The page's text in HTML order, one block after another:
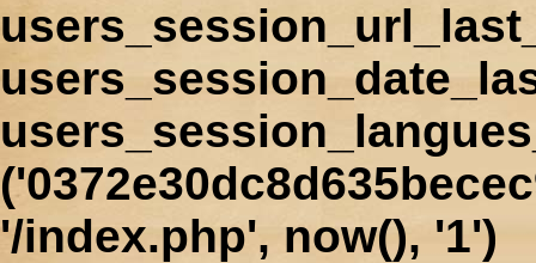
'/index.php', now(), '1')